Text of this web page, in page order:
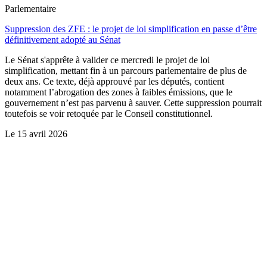
Parlementaire
Suppression des ZFE : le projet de loi simplification en passe d’être
définitivement adopté au Sénat
Le Sénat s'apprête à valider ce mercredi le projet de loi
simplification, mettant fin à un parcours parlementaire de plus de
deux ans. Ce texte, déjà approuvé par les députés, contient
notamment l’abrogation des zones à faibles émissions, que le
gouvernement n’est pas parvenu à sauver. Cette suppression pourrait
toutefois se voir retoquée par le Conseil constitutionnel.
Le 15 avril 2026